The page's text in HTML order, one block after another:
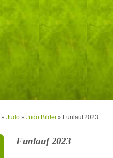
Judo Judo Bilder Funlauf 2023
Funlauf 2023